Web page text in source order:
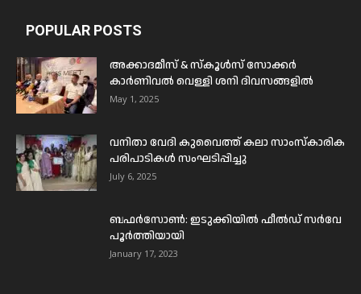
POPULAR POSTS
അക്കാദമീസ് & സ്കൂൾസ് സോക്കർ
കാർണിവൽ വെള്ളി ശനി ദിവസങ്ങളിൽ
May 1, 2025
വനിതാ വേദി കുവൈത്ത് കലാ സാംസ്കാരിക
പരിപാടികൾ സംഘടിപ്പിച്ചു
July 6, 2025
ബഫര്‍സോണ്‍: ഇടുക്കിയില്‍ ഫീല്‍ഡ് സര്‍വേ
പൂര്‍ത്തിയായി
January 17, 2023